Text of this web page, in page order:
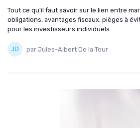
Tout ce qu'il faut savoir sur le lien entre
obligations, avantages fiscaux, pièges à
pour les investisseurs individuels.
par Jules-Albert De la Tour